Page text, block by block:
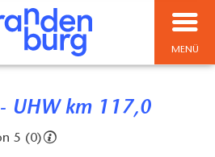
MENÜ
- UHW km 117,0
5 (0)